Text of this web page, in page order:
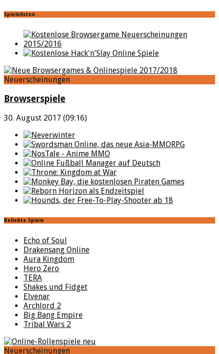
Spielelisten
Neuerscheinungen
Browserspiele
30. August 2017 (09:16)
Beliebte Spiele
Echo of Soul
Drakensang Online
Aura Kingdom
Hero Zero
TERA
Shakes und Fidget
Elvenar
Archlord 2
Big Bang Empire
Tribal Wars 2
Neuerscheinungen